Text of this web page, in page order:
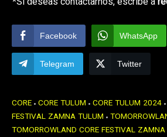
Facebook WhatsApp
Telegram Twitter
CORE CORE TULUM CORE TULUM 2024
FESTIVAL ZAMNA TULUM
TOMORROWLAND CORE FESTIVAL ZAMNA